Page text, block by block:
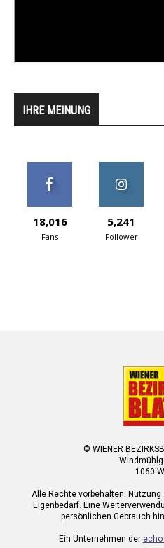
IHRE MEINUNG
18,016
Fans
5,241
Follower
© WIENER
1060
Alle Rechte vorbehalten.
Eigenbedarf. Eine
persönlichen Gebrauch
Ein Unternehmen der